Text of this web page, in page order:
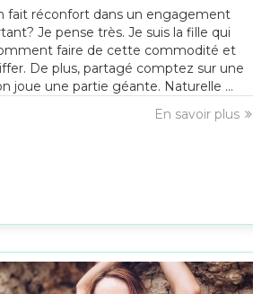
fait réconfort dans un engagement
Je pense très. Je suis la fille qui
faire de cette commodité et
De plus, partagé comptez sur une
joue une partie géante. Naturelle ...
En savoir plus